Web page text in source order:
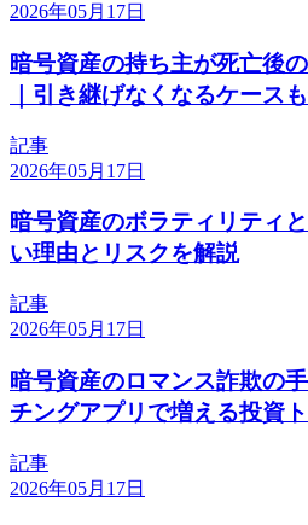
2026年05月17日
暗号資産の持ち主が死亡後
｜引き継げなくなるケース
記事
2026年05月17日
暗号資産のボラティリティ
い理由とリスクを解説
記事
2026年05月17日
暗号資産のロマンス詐欺の
チングアプリで増える投資
記事
2026年05月17日